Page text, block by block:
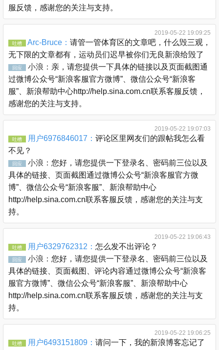
服反馈，感谢您的关注与支持。
2019-05-22 19:09:25
吐槽 Arc-Bruce： 请管一管体育区的文章吧，什么毁三观，
无下限的文章都有，运动员们迟早被你们无良新浪给毁了
回应 小浪： 亲，请您提供一下具体的链接以及页面截图通
过微博公众号“新浪客服官方微博”、微信公众号“新浪客
服”、新浪帮助中心http://help.sina.com.cn联系客服反馈，
感谢您的关注与支持。
2019-05-22 19:07:03
吐槽 用户6976846017： 评论区里网友们的跟帖我怎么看
不见？
回应 小浪： 您好，请您提供一下登录名、密码前三位以及
具体的链接、页面截图通过微博公众号“新浪客服官方微
博”、微信公众号“新浪客服”、新浪帮助中心
http://help.sina.com.cn联系客服反馈，感谢您的关注与支
持。
2019-05-22 19:06:43
吐槽 用户6329762312： 怎么发不出评论？
回应 小浪： 您好，请您提供一下登录名、密码前三位以及
具体的链接、页面截图、评论内容通过微博公众号“新浪客
服官方微博”、微信公众号“新浪客服”、新浪帮助中心
http://help.sina.com.cn联系客服反馈，感谢您的关注与支
持。
2019-05-22 19:06:25
吐槽 用户6493151809： 请问一下，我的新浪博客忘记了